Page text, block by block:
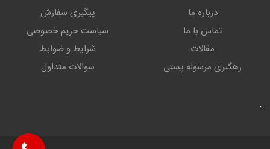
درباره ما
تماس با ما
مقالات
رهگیری مرسوله پستی
پیگیری سفارش
سیاست حریم خصوصی
شرایط و ضوابط
سوالات متداول